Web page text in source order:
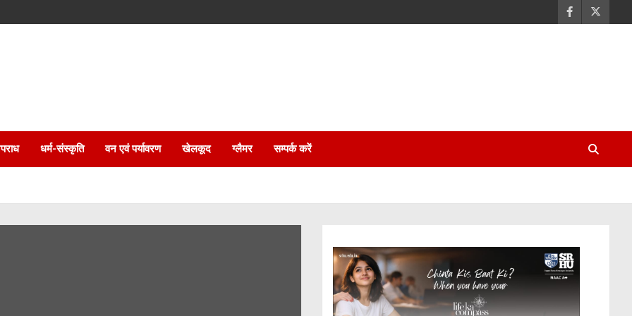
धर्म-संस्कृति वन एवं पर्यावरण खेलकूद ग्लैमर सम्पर्क करें